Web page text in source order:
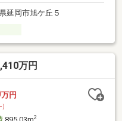
延岡市旭ケ丘５
万円
万円
2